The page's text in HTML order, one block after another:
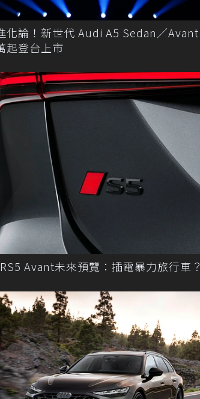
化論！新世代 Audi A5 Sedan／
起登台上市
Avant未來預覽：插電暴力旅行車